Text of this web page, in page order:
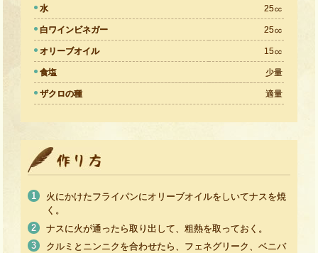
水 25㏄
白ワインビネガー 25㏄
オリーブオイル 15㏄
食塩 少量
ザクロの種 適量
火にかけたフライパンにオリーブオイルをしいてナスを焼
く。
ナスに火が通ったら取り出して、粗熱を取っておく。
クルミとニンニクを合わせたら、フェネグリーク、ベニバ